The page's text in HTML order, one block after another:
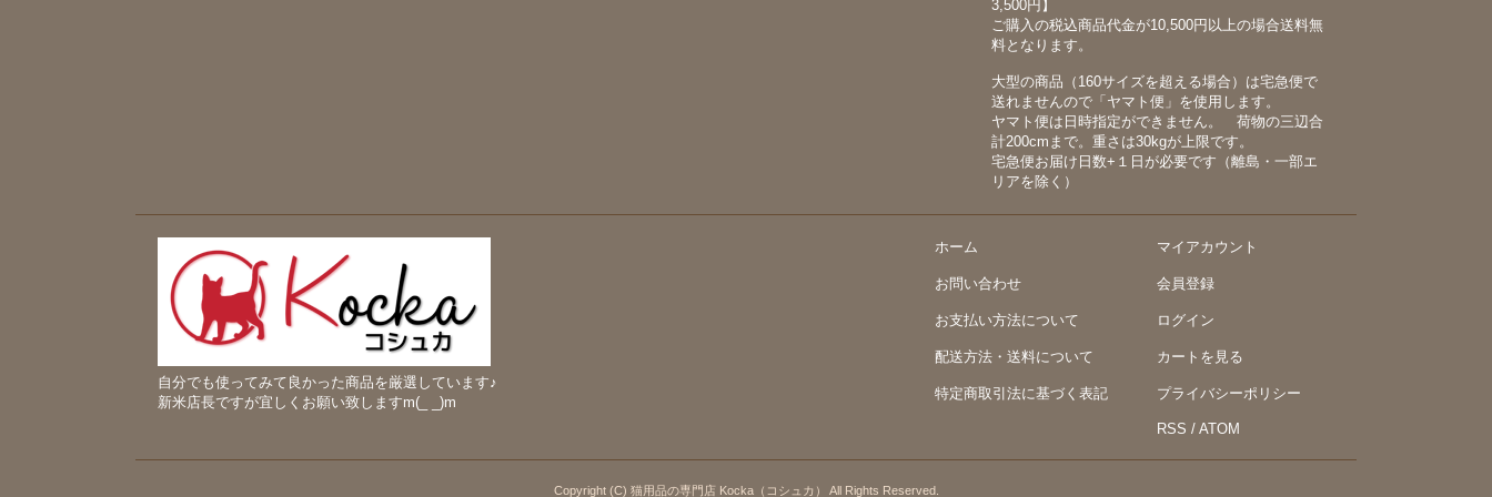
3,500円】
ご購入の税込商品代金が10,500円以上の場合送料無
料となります。
大型の商品（160サイズを超える場合）は宅急便で
送れませんので「ヤマト便」を使用します。
ヤマト便は日時指定ができません。 荷物の三辺合
計200cmまで。重さは30kgが上限です。
宅急便お届け日数+１日が必要です（離島・一部エ
リアを除く）
自分でも使ってみて良かった商品を厳選しています♪
新米店長ですが宜しくお願い致しますm(_ _)m
ホーム
お問い合わせ
お支払い方法について
配送方法・送料について
特定商取引法に基づく表記
マイアカウント
会員登録
ログイン
カートを見る
プライバシーポリシー
RSS / ATOM
Copyright (C) 猫用品の専門店 Kocka（コシュカ） All Rights Reserved.